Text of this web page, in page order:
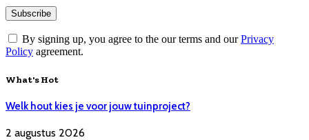
By signing up, you agree to the our terms and ourPrivacy
Policy agreement.
What's Hot
Welk hout kies je voor jouw tuinproject?
2 augustus 2026